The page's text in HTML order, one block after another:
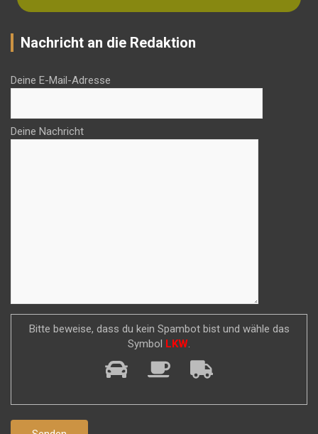
Nachricht an die Redaktion
Deine E-Mail-Adresse
Deine Nachricht
Bitte beweise, dass du kein Spambot bist und wähle das
Symbol LKW.